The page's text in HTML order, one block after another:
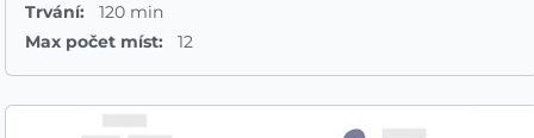
Trvání: 120 min
Max počet míst: 12